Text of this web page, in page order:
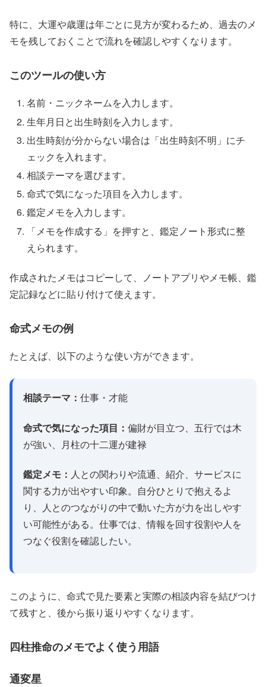
特に、大運や歳運は年ごとに見方が変わるため、過去のメ
モを残しておくことで流れを確認しやすくなります。
このツールの使い方
名前・ニックネームを入力します。
生年月日と出生時刻を入力します。
出生時刻が分からない場合は「出生時刻不明」にチ
ェックを入れます。
相談テーマを選びます。
命式で気になった項目を入力します。
鑑定メモを入力します。
「メモを作成する」を押すと、鑑定ノート形式に整
えられます。
作成されたメモはコピーして、ノートアプリやメモ帳、鑑
定記録などに貼り付けて使えます。
命式メモの例
たとえば、以下のような使い方ができます。
相談テーマ： 仕事・才能
命式で気になった項目： 偏財が目立つ、五行では木
が強い、月柱の十二運が建禄
鑑定メモ： 人との関わりや流通、紹介、サービスに
関する力が出やすい印象。自分ひとりで抱えるよ
り、人とのつながりの中で動いた方が力を出しやす
い可能性がある。仕事では、情報を回す役割や人を
つなぐ役割を確認したい。
このように、命式で見た要素と実際の相談内容を結びつけ
て残すと、後から振り返りやすくなります。
四柱推命のメモでよく使う用語
通変星